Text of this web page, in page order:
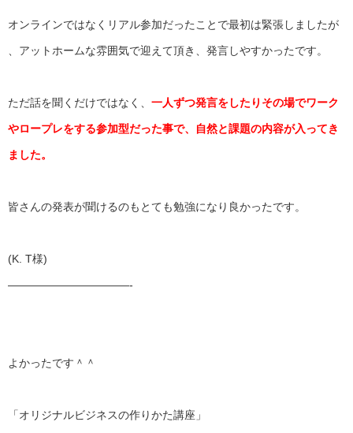
オンラインではなくリアル参加だったことで最初は緊張しましたが
、アットホームな雰囲気で迎えて頂き、発言しやすかったです。
ただ話を聞くだけではなく、 一人ずつ発言をしたりその場でワーク
やロープレをする参加型だった事で、 自然と課題の内容が入ってき
ました。
皆さんの発表が聞けるのもとても勉強になり良かったです。
(K. T様)
———————————-
よかったです＾＾
「オリジナルビジネスの作りかた講座」